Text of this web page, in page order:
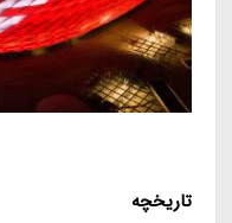
تاریخچه